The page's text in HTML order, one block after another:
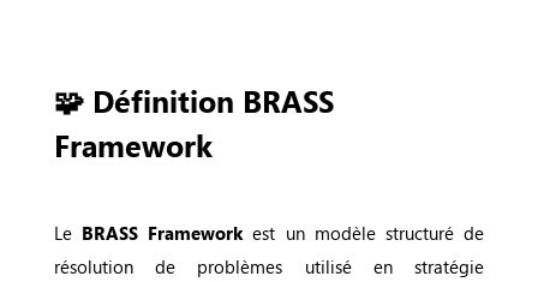
🧩 Définition BRASS
Framework
Le BRASS Frameworkest un modèle structuré de
résolution de problèmes utilisé en stratégie